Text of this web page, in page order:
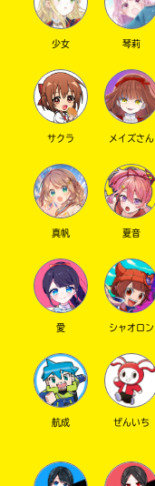
少女 琴莉
サクラ メイズさん
真帆 夏音
愛 シャオロン
航成 ぜんいち